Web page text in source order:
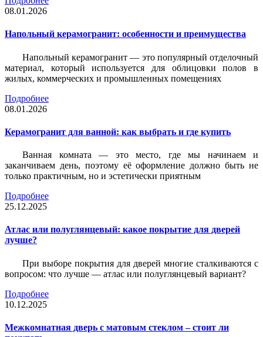
08.01.2026
Напольный керамогранит: особенности и преимущества
Напольный керамогранит — это популярный отделочный
материал, который используется для облицовки полов в
жилых, коммерческих и промышленных помещениях
Подробнее
08.01.2026
Керамогранит для ванной: как выбрать и где купить
Ванная комната — это место, где мы начинаем и
заканчиваем день, поэтому её оформление должно быть не
только практичным, но и эстетически приятным
Подробнее
25.12.2025
Атлас или полуглянцевый: какое покрытие для дверей
лучше?
При выборе покрытия для дверей многие сталкиваются с
вопросом: что лучше — атлас или полуглянцевый вариант?
Подробнее
10.12.2025
Межкомнатная дверь с матовым стеклом – стоит ли